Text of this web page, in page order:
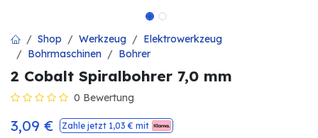
Shop Werkzeug
Elektrowerkzeug
Bohrmaschinen
Bohrer
2 Cobalt Spiralbohrer 7,0 mm
0 Bewertung
3,09 € Zahle jetzt 1,03 € mit